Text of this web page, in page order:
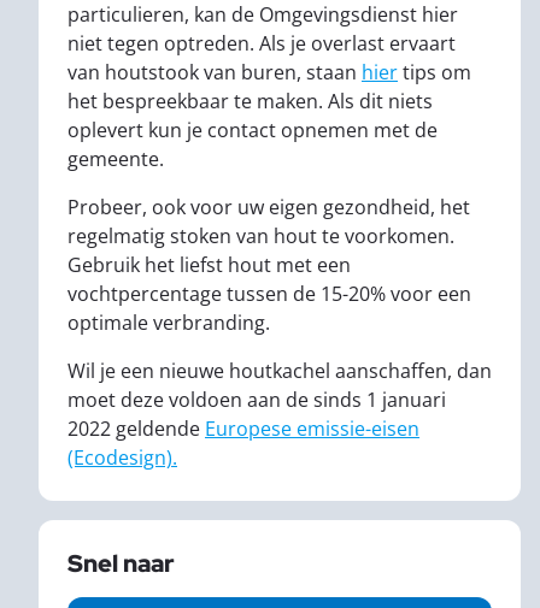
particulieren, kan de Omgevingsdienst hier
niet tegen optreden. Als je overlast ervaart
van houtstook van buren, staan hiertips om
het bespreekbaar te maken. Als dit niets
oplevert kun je contact opnemen met de
gemeente.
Probeer, ook voor uw eigen gezondheid, het
regelmatig stoken van hout te voorkomen.
Gebruik het liefst hout met een
vochtpercentage tussen de 15-20% voor een
optimale verbranding.
Wil je een nieuwe houtkachel aanschaffen, dan
moet deze voldoen aan de sinds 1 januari
2022 geldende Europese emissie-eisen
(Ecodesign).
Snel naar